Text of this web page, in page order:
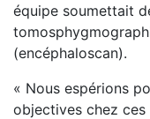
équipe soumettait
(encéphaloscan).
« Nous espérions
objectives chez